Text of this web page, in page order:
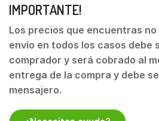
IMPORTANTE!
Los precios que encuentras no
envío en todos los casos debe
comprador y será cobrado al
entrega de la compra y debe
mensajero.